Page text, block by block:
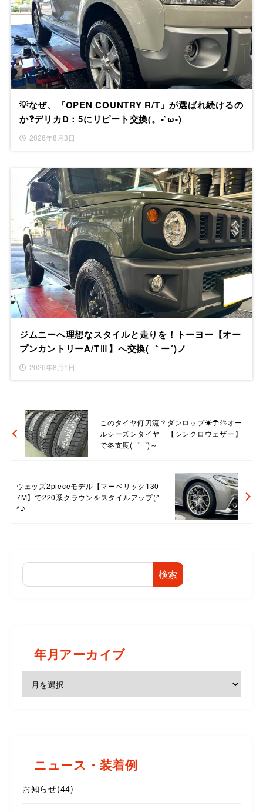
💡なぜ、『OPEN COUNTRY R/T』が選ばれ続けるの
か❓デリカD：5にリピート交換(。-`ω-)
2026年8月3日
ジムニーへ理想なスタイルと走りを！トーヨー【オー
プンカントリーA/TⅢ】へ交換( ｀ー´)ノ
2026年8月1日
このタイヤ何刀流？ダンロップ☀☂☃オー
ルシーズンタイヤ 【シンクロウェザー】
で冬支度(゜゜)～
ウェッズ2pieceモデル【マーベリック130
7M】で220系クラウンをスタイルアップ(^
^♪
検索
年月アーカイブ
ニュース・装着例
お知らせ(44)